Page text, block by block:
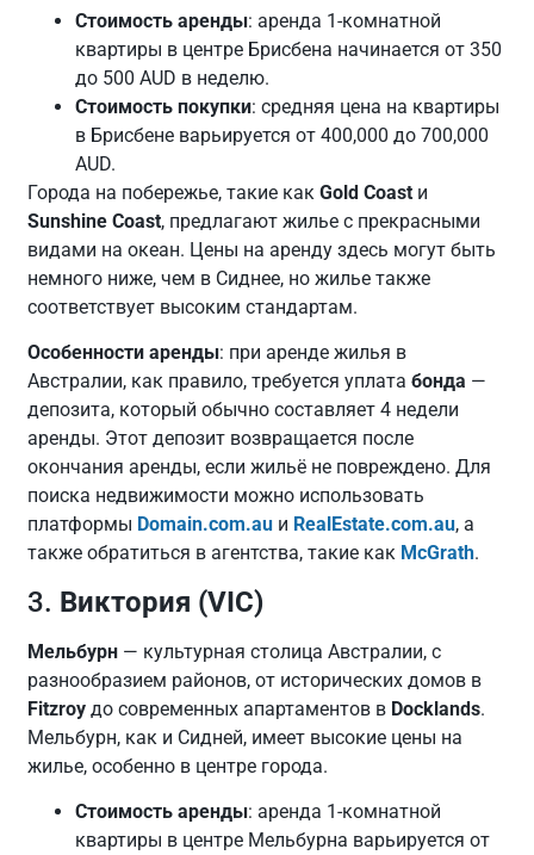
Стоимость аренды: аренда 1-комнатной
квартиры в центре Брисбена начинается от 350
до 500 AUD в неделю.
Стоимость покупки: средняя цена на квартиры
в Брисбене варьируется от 400,000 до 700,000
AUD.
Города на побережье, такие какGold Coast и
Sunshine Coast, предлагают жилье с прекрасными
видами на океан. Цены на аренду здесь могут быть
немного ниже, чем в Сиднее, но жилье также
соответствует высоким стандартам.
Особенности аренды: при аренде жилья в
Австралии, как правило, требуется уплатабонда —
депозита, который обычно составляет 4 недели
аренды. Этот депозит возвращается после
окончания аренды, если жильё не повреждено. Для
поиска недвижимости можно использовать
платформы Domain.com.au и RealEstate.com.au, а
также обратиться в агентства, такие как McGrath.
3. Виктория (VIC)
Мельбурн — культурная столица Австралии, с
разнообразием районов, от исторических домов в
Fitzroy до современных апартаментов в Docklands.
Мельбурн, как и Сидней, имеет высокие цены на
жилье, особенно в центре города.
Стоимость аренды: аренда 1-комнатной
квартиры в центре Мельбурна варьируется от